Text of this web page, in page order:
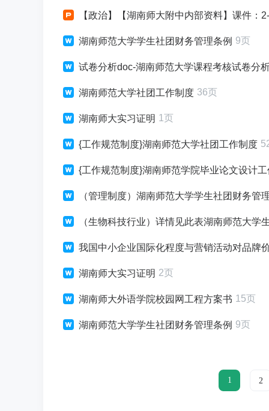
【政治】【湖南师大附中内部资料】课件：
湖南师范大学学生社团财务管理条例 9页
试卷分析doc-湖南师范大学课程考核试卷分
湖南师范大学社团工作制度 36页
湖南师大实习证明 1页
{工作规范制度}湖南师范大学社团工作制度
{工作规范制度}湖南师范学院毕业论文设计
（管理制度）湖南师范大学学生社团财务管
（生物科技行业）详情见此表湖南师范大学
我国中小企业国际化程度与营销活动对品牌价值
湖南师大实习证明 2页
湖南师大外语学院校园网工程方案书 15页
湖南师范大学学生社团财务管理条例 9页
1 2